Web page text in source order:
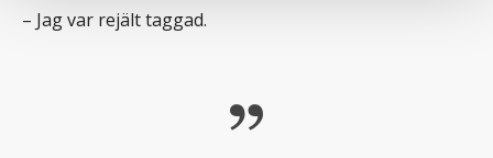
– Jag var rejält taggad.